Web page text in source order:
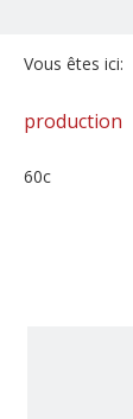
Vous êtes ici:
production
60c